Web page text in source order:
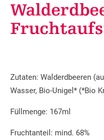
Zutaten: Walderdbeeren
Wasser, Bio-Unigel* (*Bio
Füllmenge: 167ml
Fruchtanteil: mind. 68%